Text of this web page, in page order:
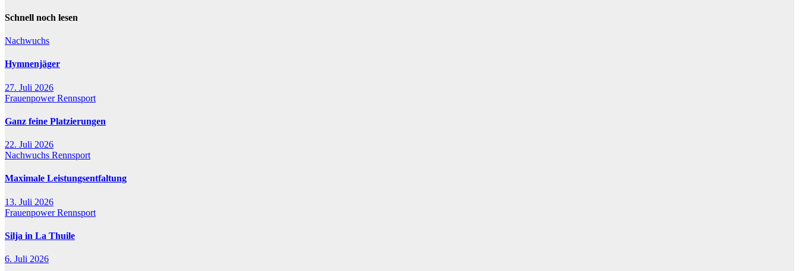
Schnell noch lesen
Nachwuchs
Hymnenjäger
27. Juli 2026
FrauenpowerRennsport
Ganz feine Platzierungen
22. Juli 2026
Nachwuchs Rennsport
Maximale Leistungsentfaltung
13. Juli 2026
FrauenpowerRennsport
Silja in La Thuile
6. Juli 2026